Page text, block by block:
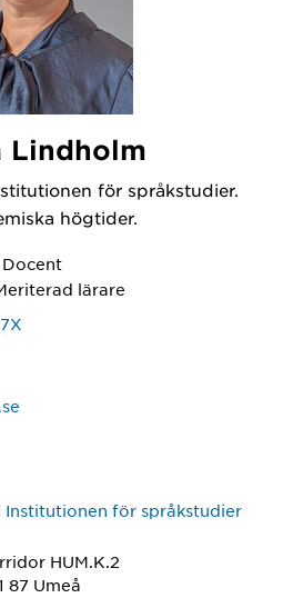
Lindholm
för språkstudier.
högtider.
Docent
lärare
Institutionen för språkstudier
HUM.K.2
87 Umeå